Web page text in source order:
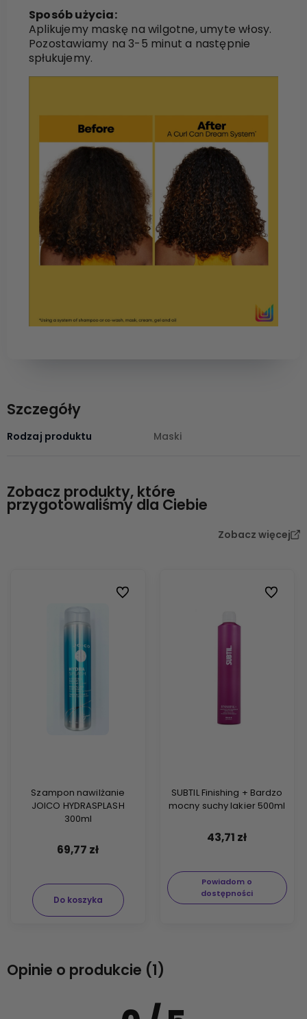
Sposób użycia:
Aplikujemy maskę na wilgotne, umyte włosy.
Pozostawiamy na 3-5 minut a następnie
spłukujemy.
Szczegóły
Rodzaj produktu Maski
Zobacz produkty, które
przygotowaliśmy dla Ciebie
Zobacz więcej
Szampon nawilżanie
JOICO HYDRASPLASH
300ml
69,77 zł
Do koszyka
Do ulubionych
SUBTIL Finishing + Bardzo
mocny suchy lakier 500ml
43,71 zł
Powiadom o
dostępności
Do
Opinie o produkcie (1)